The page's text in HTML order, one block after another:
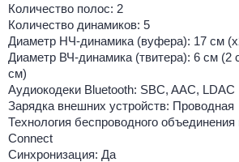
Количество полос: 2
Количество динамиков: 5
Диаметр НЧ-динамика (вуфера): 17 см
Диаметр ВЧ-динамика (твитера): 6 см (2
см)
Аудиокодеки Bluetooth: SBC, AAC, LDAC
Зарядка внешних устройств: Проводная
Технология беспроводного
Connect
Синхронизация: Да